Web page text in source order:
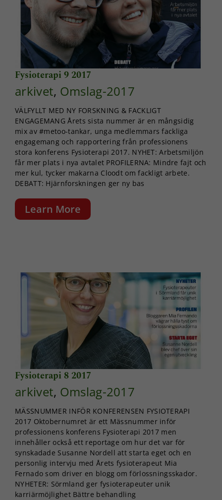
Fysioterapi 9 2017
arkivet, Omslag-2017
VÄLFYLLT MED NY FORSKNING & FACKLIGT
ENGAGEMANG Årets sista nummer är en mångsidig
mix av #metoo-tankar, unga medlemmars fackliga
engagemang och rapportering från professionens
stora konferens Fysioterapi 2017. NYHET: Arbetsmiljön
får mer plats i nya avtalet PROFILERNA: Mindre fajt och
mer kul, tycker makarna Cloodt om fackligt arbete.
DEBATT: Hjärnforskningen ger ny bas
Learn More
Fysioterapi 8 2017
arkivet, Omslag-2017
MÄSSNUMMER INFÖR KONFERENSEN FYSIOTERAPI
2017 Oktobernumret är ett Mässnummer inför
professionens konferens Fysioterapi 2017 men
innehåller också ett reportage om hur det var för
synskadade Susanne Nordell att starta eget och en
personlig intervju med Årets fysioterapeut Mia
Fernado som driver en blogg om förlossningsskador.
NYHETER: Sörmland ger fysioterapeuter unik
karriärmöjlighet Bättre behandling